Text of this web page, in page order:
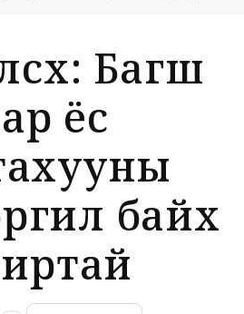
Багш
ёс
байх